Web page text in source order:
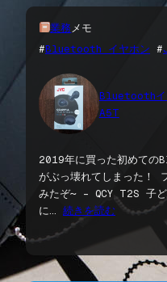
業務 メモ
#Bluetooth イヤホン #
Bluetoothイ
A5T
2019年に買った初めての
がぶっ壊れてしまった！
みたぞ〜 – QCY T2S 子
に… 続きを読む